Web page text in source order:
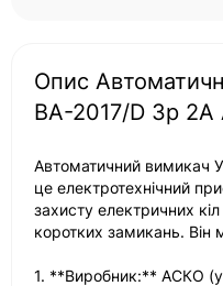
Опис
ВА-2017/D 3р
Автоматичний
це електротехнічний
захисту електричних
коротких замикань. Він
1. **Виробник:** АСКО